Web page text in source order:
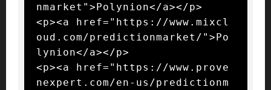
nmarket">Polynion</a></p>
<p><a href="https://www.mixcl
oud.com/predictionmarket/">Po
lynion</a></p>
<p><a href="https://www.prove
nexpert.com/en-us/predictionm